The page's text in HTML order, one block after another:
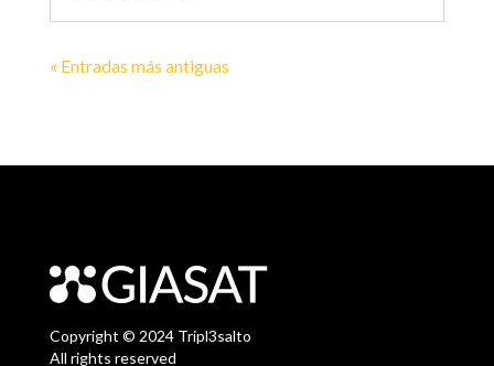
« Entradas más antiguas
Copyright © 2024 Tripl3salto
All rights reserved